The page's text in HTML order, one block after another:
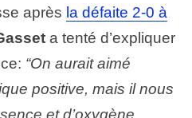
après la défaite 2-0 à
a tenté d’expliquer
“On aurait aimé
positive, mais il nous
et d’oxygène.